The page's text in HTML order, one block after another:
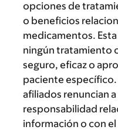
opciones de
o beneficios
medicamentos.
ningún tratamiento
seguro, eficaz o
paciente específico.
afiliados renuncian
responsabilidad
información o con el